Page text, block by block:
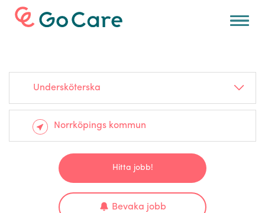
För arbetsgivare
Undersköterska
Hitta jobb!
Bevaka jobb